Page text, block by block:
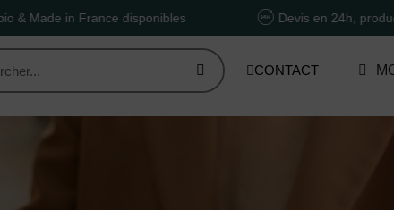
France disponibles Devis en 24h, production sous
CONTACT